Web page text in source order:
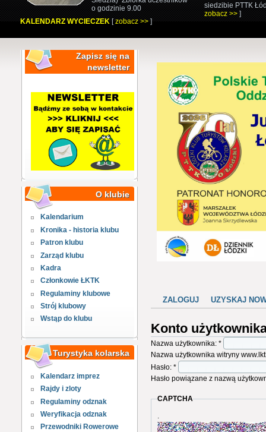
o godzinie 9.00
KALENDARZ WYCIECZEK [zobacz >>]
siedzibie PTTK
zobacz >> ]
Zapisz się na
newsletter
O klubie
Kalendarium
Kronika - historia klubu
Patron klubu
Zarząd klubu
Kadra
Członkowie ŁKTK
Regulaminy klubowe
Strój klubowy
Wstąp do klubu
Turystyka kolarska
Kalendarz imprez
Rajdy i zloty
Regulaminy odznak
Weryfikacja odznak
Przewodniki Rowerowe
ZALOGUJ UZYSKAJ
Konto
Nazwa użytkownika: *
Nazwa użytkownika witryny
Hasło: *
Hasło powiązane z nazwą
CAPTCHA
.